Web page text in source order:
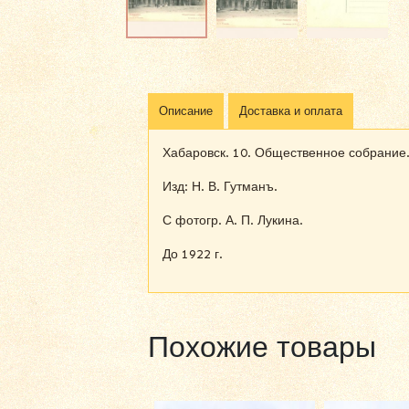
Описание Доставка и оплата
Хабаровск. 10. Общественное собрание.
Изд: Н. В. Гутманъ.
С фотогр. А. П. Лукина.
До 1922 г.
Похожие товары